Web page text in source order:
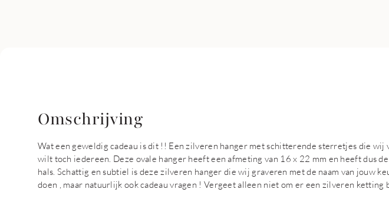
Omschrijving
Wat een geweldig cadeau is dit !! Een zilveren hanger met schitterende sterretjes die wij
wilt toch iedereen. Deze ovale hanger heeft een afmeting van 16 x 22 mm en heeft dus
hals. Schattig en subtiel is deze zilveren hanger die wij graveren met de naam van jouw
doen , maar natuurlijk ook cadeau vragen ! Vergeet alleen niet om er een zilveren ketting